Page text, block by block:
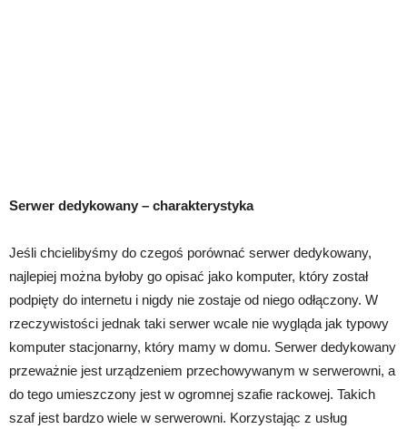
Serwer dedykowany – charakterystyka
Jeśli chcielibyśmy do czegoś porównać serwer dedykowany,
najlepiej można byłoby go opisać jako komputer, który został
podpięty do internetu i nigdy nie zostaje od niego odłączony. W
rzeczywistości jednak taki serwer wcale nie wygląda jak typowy
komputer stacjonarny, który mamy w domu. Serwer dedykowany
przeważnie jest urządzeniem przechowywanym w serwerowni, a
do tego umieszczony jest w ogromnej szafie rackowej. Takich
szaf jest bardzo wiele w serwerowni. Korzystając z usług